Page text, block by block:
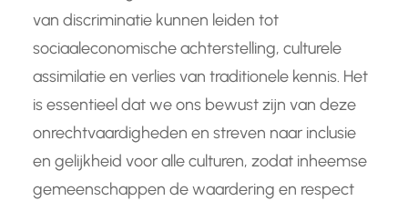
van discriminatie kunnen leiden tot
sociaaleconomische achterstelling, culturele
assimilatie en verlies van traditionele kennis. Het
is essentieel dat we ons bewust zijn van deze
onrechtvaardigheden en streven naar inclusie
en gelijkheid voor alle culturen, zodat inheemse
gemeenschappen de waardering en respect